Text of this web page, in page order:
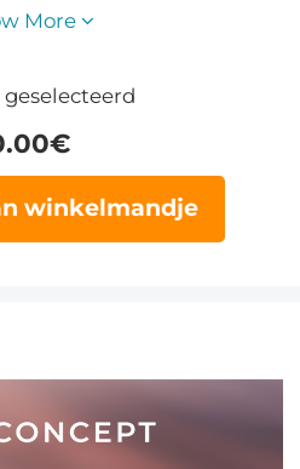
More
€
winkelmandje